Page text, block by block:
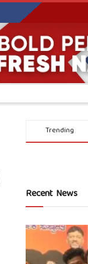
Trending
Recent News